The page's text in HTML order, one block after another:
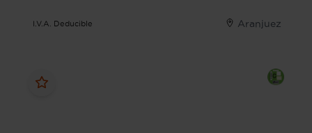
I.V.A. Deducible Aranjuez